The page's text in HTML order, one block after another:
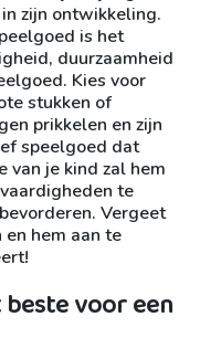
zijn ontwikkeling.
is het
duurzaamheid
Kies voor
stukken of
prikkelen en zijn
speelgoed dat
van je kind zal hem
te
Vergeet
hem aan te
voor een